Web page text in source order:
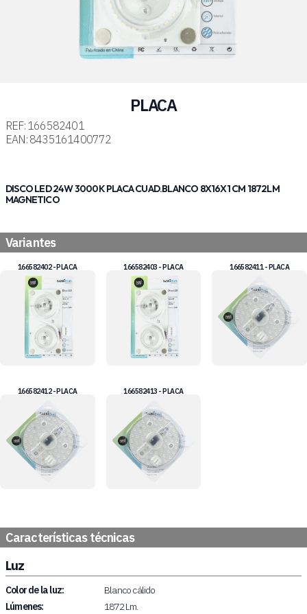
PLACA
REF: 166582401
EAN: 8435161400772
DISCO LED 24W 3000K PLACA CUAD.BLANCO 8X16X1 CM 1872LM
MAGNETICO
Variantes
166582402 - PLACA 166582403 - PLACA 166582411 - PLACA
166582412 - PLACA 166582413 - PLACA
Características técnicas
Luz
Color de la luz:
Blanco cálido
Lúmenes:
1872 Lm.